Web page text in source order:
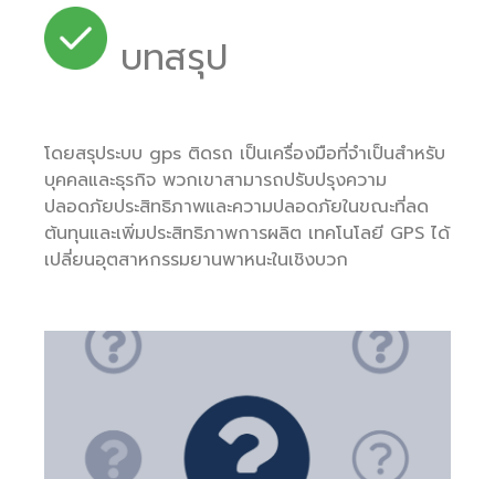
บทสรุป
โดยสรุประบบ gps ติดรถ เป็นเครื่องมือที่จำเป็นสำหรับ
บุคคลและธุรกิจ พวกเขาสามารถปรับปรุงความ
ปลอดภัยประสิทธิภาพและความปลอดภัยในขณะที่ลด
ต้นทุนและเพิ่มประสิทธิภาพการผลิต เทคโนโลยี GPS ได้
เปลี่ยนอุตสาหกรรมยานพาหนะในเชิงบวก